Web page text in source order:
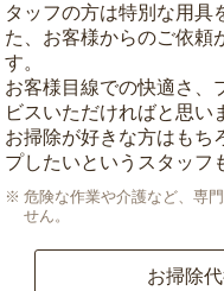
タッフの方は特別な用具
た、お客様からのご依頼
す。
お客様目線での快適さ、
ビスいただければと思い
お掃除が好きな方はもち
プしたいというスタッフ
危険な作業や介護など、専
せん。
お掃除